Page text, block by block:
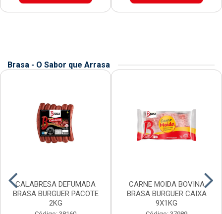
Brasa - O Sabor que Arrasa
CALABRESA DEFUMADA
BRASA BURGUER PACOTE
2KG
CARNE MOIDA BOVINA
BRASA BURGUER CAIXA
9X1KG